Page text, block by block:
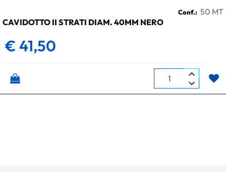
Conf.: 50 MT
CAVIDOTTO II STRATI DIAM. 40MM NERO
€ 41,50
Quantità